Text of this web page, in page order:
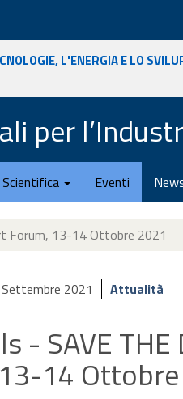
l'energia e lo
per
Eventi
Forum, 13-14 Ottobre 2021
2021 Attualità
- SAVE
14